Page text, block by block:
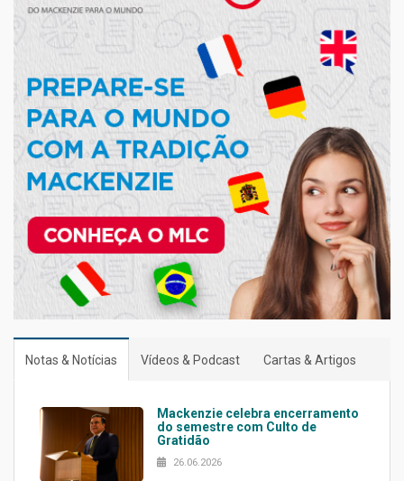
Notas & Notícias Vídeos & Podcast Cartas & Artigos
Mackenzie celebra encerramento
do semestre com Culto de
Gratidão
26.06.2026